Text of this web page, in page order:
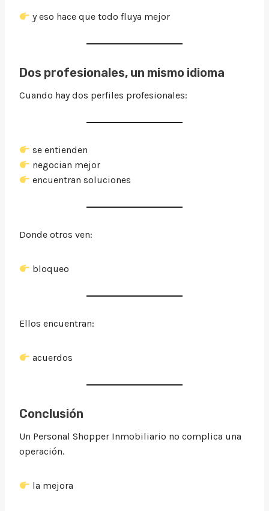
y eso hace que todo fluya mejor
Dos profesionales, un mismo idioma
Cuando hay dos perfiles profesionales:
se entienden
negocian mejor
encuentran soluciones
Donde otros ven:
bloqueo
Ellos encuentran:
acuerdos
Conclusión
Un Personal Shopper Inmobiliario no complica una
operación.
la mejora